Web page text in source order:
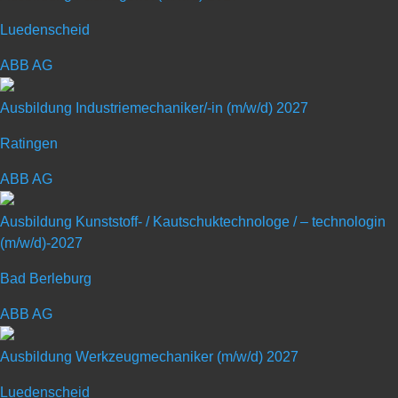
Luedenscheid
ABB AG
Ausbildung Industriemechaniker/-in (m/w/d) 2027
Ratingen
ABB AG
Ausbildung Kunststoff- / Kautschuktechnologe / – technologin
(m/w/d)-2027
Bad Berleburg
ABB AG
Ausbildung Werkzeugmechaniker (m/w/d) 2027
Luedenscheid
Art: Ausbildungsplatz
Produktdesigner (m/w/d)